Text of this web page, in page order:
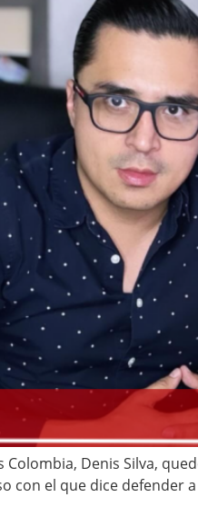
Colombia, Denis Silva,
con el que dice defender